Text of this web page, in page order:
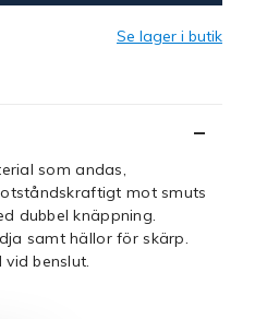
Se lager i butik
som andas,
mot smuts
dubbel knäppning.
samt hällor för skärp.
benslut.